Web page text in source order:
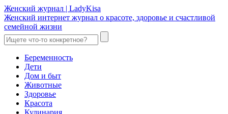
Женский журнал | LadyKisa
Женский интернет журнал о красоте, здоровье и счастливой
семейной жизни
Беременность
Дети
Дом и быт
Животные
Здоровье
Красота
Кулинария